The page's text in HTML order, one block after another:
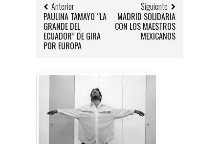
Anterior
PAULINA TAMAYO “LA
GRANDE DEL
ECUADOR” DE GIRA
POR EUROPA
Siguiente
MADRID SOLIDARIA
CON LOS MAESTROS
MEXICANOS